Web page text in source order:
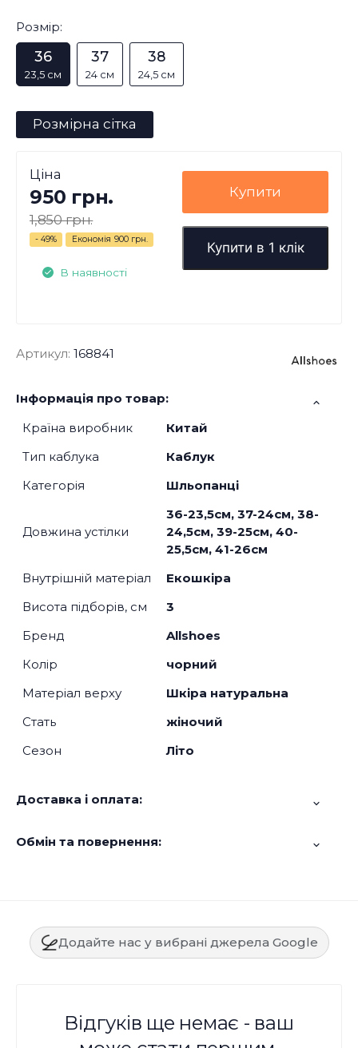
Розмір:
36
23,5 см
37
24 см
38
24,5 см
Розмірна сітка
Ціна
950 грн.
1,850 грн.
- 49% Економія 900 грн.
В наявності
Купити
Купити в 1 клік
Артикул: 168841
Інформація про товар:
Країна виробник
Китай
Тип каблука
Каблук
Категорія
Шльопанці
Довжина устілки
36-23,5см, 37-24см, 38-
24,5см, 39-25см, 40-
25,5см, 41-26см
Внутрішній матеріал
Екошкіра
Висота підборів, см
3
Бренд
Allshoes
Колір
чорний
Матеріал верху
Шкіра натуральна
Стать
жіночий
Сезон
Літо
Доставка і оплата:
Обмін та повернення:
Додайте нас у вибрані джерела Google
Відгуків ще немає - ваш